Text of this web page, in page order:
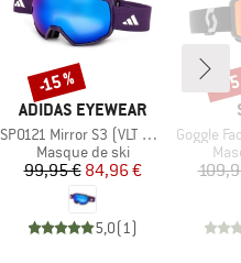
MARQUE
ADIDAS EYEWEAR
Article
SP0121 Mirror S3 (VLT 11%)
Product group
Masque de ski
Prix
99,95 €Prix réduit
84,96 €
5,0(1)
Remise
-15 %
Article
Goggle Factor Pro
-